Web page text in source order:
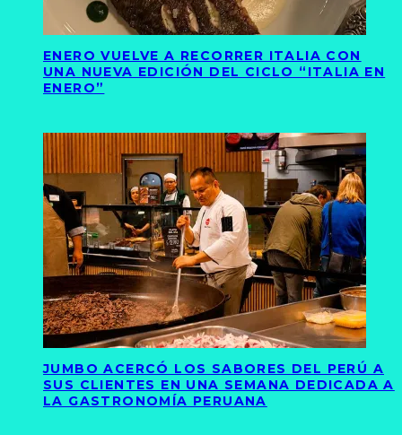
ENERO VUELVE A RECORRER ITALIA CON
UNA NUEVA EDICIÓN DEL CICLO “ITALIA EN
ENERO”
JUMBO ACERCÓ LOS SABORES DEL PERÚ A
SUS CLIENTES EN UNA SEMANA DEDICADA A
LA GASTRONOMÍA PERUANA